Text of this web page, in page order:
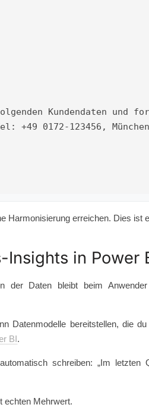
Harmonisierung erreichen. Dies ist
Insights in Power
der Daten bleibt beim
Datenmodelle bereitstellen, die
BI.
schreiben: „Im
echten Mehrwert.